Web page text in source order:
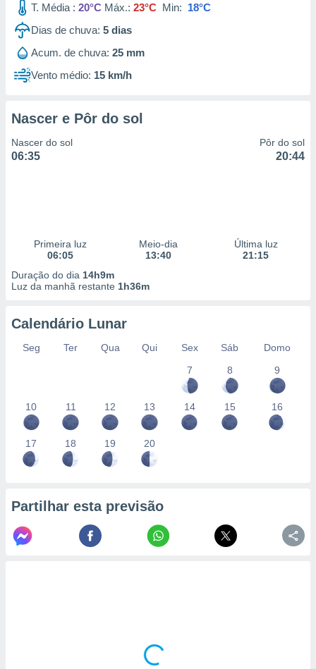
utilizar
criar
medir
da
de dados
e melhorar
dados
de
1199
T. Média : 20°C Máx.: 23°C Min: 18°C
Dias de chuva: 5 dias
Acum. de chuva: 25 mm
Vento médio: 15 km/h
Nascer e Pôr do sol
Nascer do sol
06:35
Pôr do sol
20:44
Primeira luz
06:05
Meio-dia
13:40
Última luz
21:15
Duração do dia 14h9m
Luz da manhã restante 1h36m
Calendário Lunar
Seg Ter Qua Qui Sex Sáb
Domo
7
8 9
10 11 12 13 14 15 16
17 18 19 20
Partilhar esta previsão